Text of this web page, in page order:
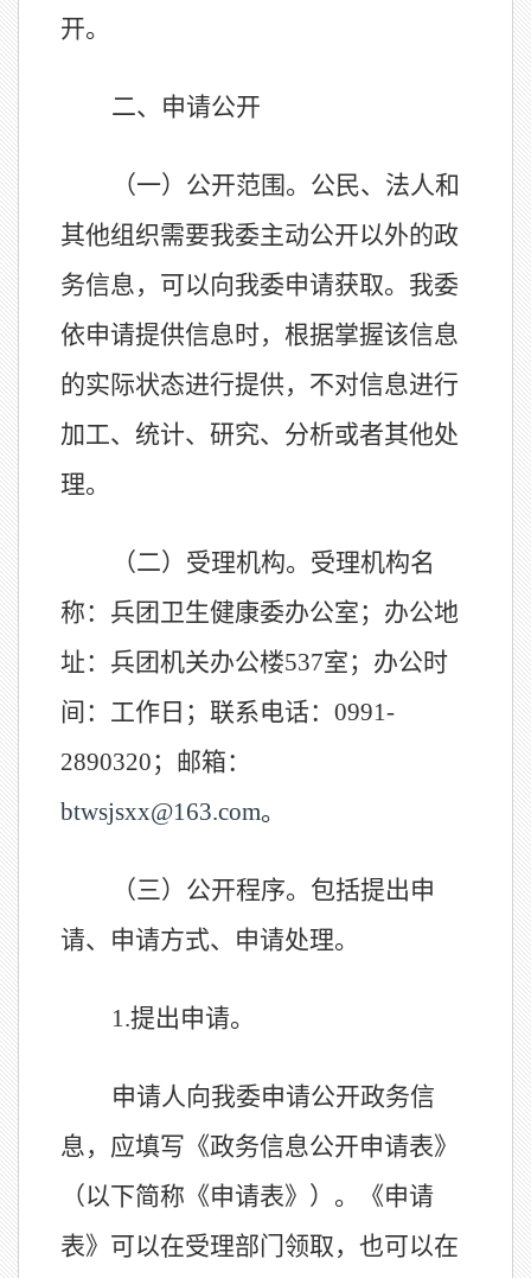
开。
二、申请公开
（一）公开范围。公民、法人和
其他组织需要我委主动公开以外的政
务信息，可以向我委申请获取。我委
依申请提供信息时，根据掌握该信息
的实际状态进行提供，不对信息进行
加工、统计、研究、分析或者其他处
理。
（二）受理机构。受理机构名
称：兵团卫生健康委办公室；办公地
址：兵团机关办公楼537室；办公时
间：工作日；联系电话：0991-
2890320；邮箱：
btwsjsxx@163.com。
（三）公开程序。包括提出申
请、申请方式、申请处理。
1.提出申请。
申请人向我委申请公开政务信
息，应填写《政务信息公开申请表》
（以下简称《申请表》）。《申请
表》可以在受理部门领取，也可以在